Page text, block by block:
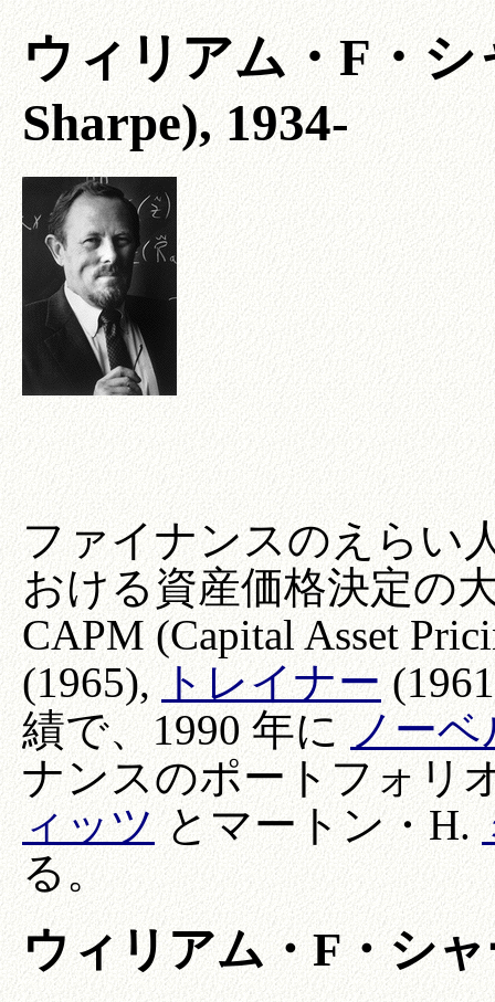
ウィリアム・F・
Sharpe), 1934-
ファイナンスのえらい
おける資産価格決定の
CAPM (Capital Asset
(1965),トレイナー
績で、1990 年にノーベ
ナンスのポートフォリ
ィッツとマートン・H.
る。
ウィリアム・F・シ